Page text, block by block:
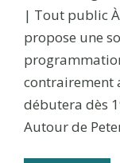
| Tout public
propose une
contrairement
débutera dès
Autour de